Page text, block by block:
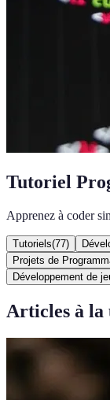
Tutoriel
Apprenez à coder
Tutoriels(77)
Projets de
Développement de
Articles à la